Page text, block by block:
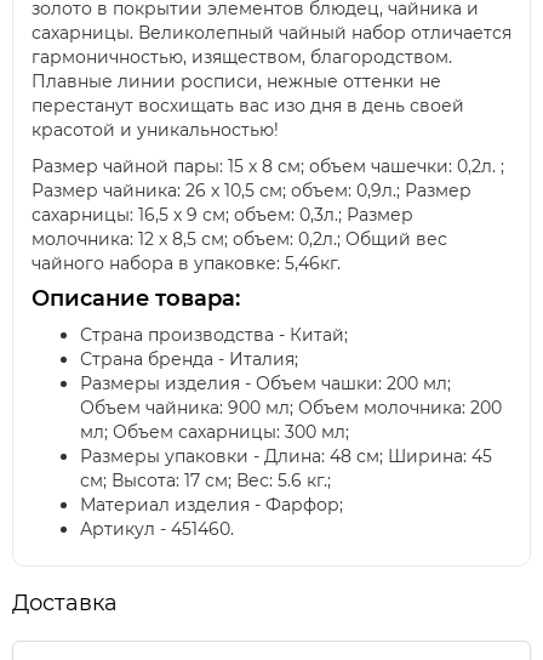
золото в покрытии элементов блюдец, чайника и
сахарницы. Великолепный чайный набор отличается
гармоничностью, изяществом, благородством.
Плавные линии росписи, нежные оттенки не
перестанут восхищать вас изо дня в день своей
красотой и уникальностью!
Размер чайной пары: 15 х 8 см; объем чашечки: 0,2л. ;
Размер чайника: 26 х 10,5 см; объем: 0,9л.; Размер
сахарницы: 16,5 х 9 см; объем: 0,3л.; Размер
молочника: 12 х 8,5 см; объем: 0,2л.; Общий вес
чайного набора в упаковке: 5,46кг.
Описание товара:
Страна производства - Китай;
Страна бренда - Италия;
Размеры изделия - Объем чашки: 200 мл;
Объем чайника: 900 мл; Объем молочника: 200
мл; Объем сахарницы: 300 мл;
Размеры упаковки - Длина: 48 см; Ширина: 45
см; Высота: 17 см; Вес: 5.6 кг.;
Материал изделия - Фарфор;
Артикул - 451460.
Доставка